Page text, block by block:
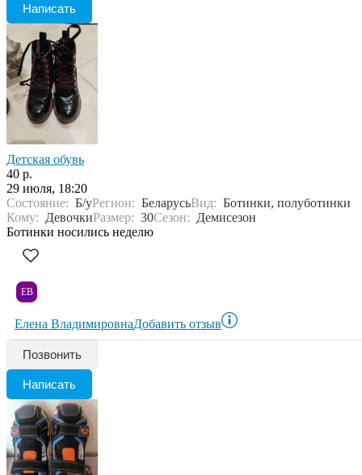
Написать
Детская обувь
40 р.
29 июля, 18:20
Состояние: Б/уРегион: БеларусьВид: Ботинки, полуботинки
Кому: ДевочкиРазмер: 30Сезон: Демисезон
Ботинки носились неделю
ЕВ
Елена ВладимировнаДобавить отзыв
Позвонить
Написать